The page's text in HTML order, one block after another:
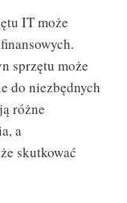
IT może
sprzętu może
do niezbędnych
różne
a
skutkować